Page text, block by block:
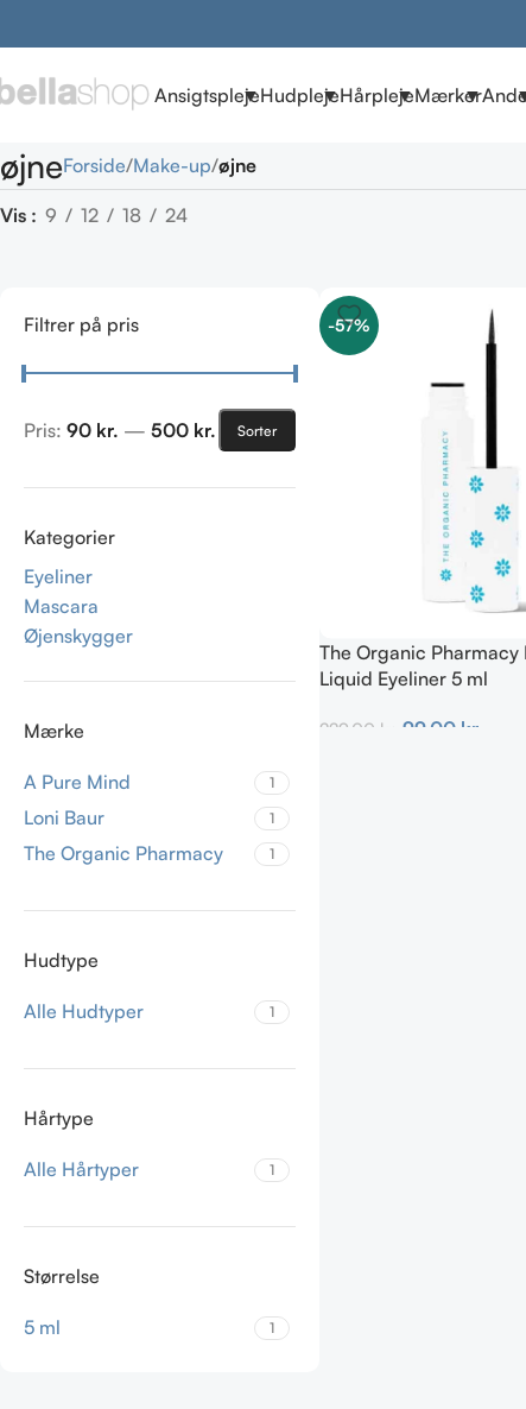
AnsigtsplejeHudplejeHårplejeMærker
øjneForside Make-up øjne
Vis 9 12 18 24
Filtrer på pris
Sorter
Pris: 90 kr. — 500 kr.
Kategorier
Eyeliner
Mascara
Øjenskygger
Mærke
A Pure Mind 1
Loni Baur 1
The Organic Pharmacy 1
Hudtype
Alle Hudtyper 1
Hårtype
Alle Hårtyper 1
Størrelse
5 ml 1
-57%
The Organic Pharmacy
Liquid Eyeliner 5 ml
229,00 kr. 99,00 kr.